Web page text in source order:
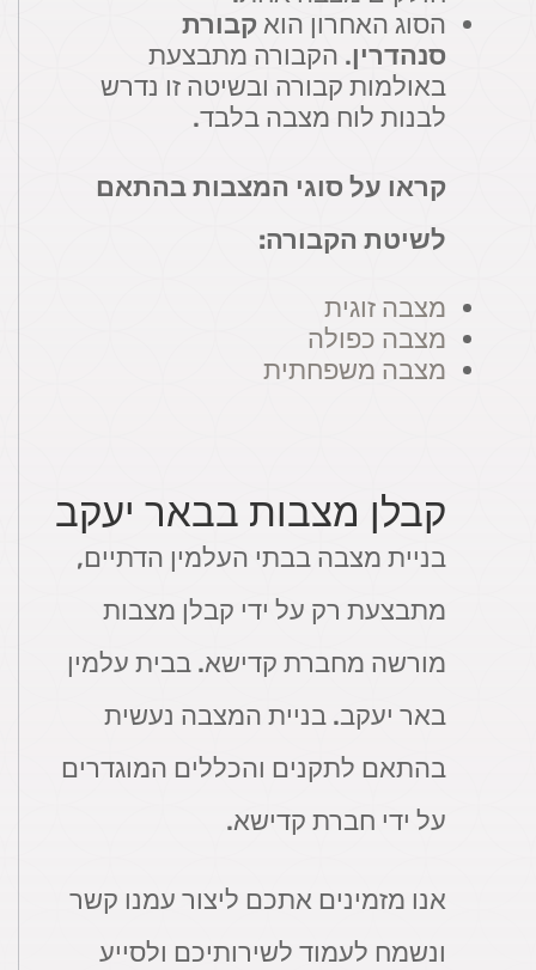
הסוג האחרון הואקבורת
סנהדרין. הקבורה מתבצעת
באולמות קבורה ובשיטה זו נדרש
לבנות לוח מצבה בלבד.
קראו על סוגי המצבות בהתאם
לשיטת הקבורה:
מצבה זוגית
מצבה כפולה
מצבה משפחתית
קבלן מצבות בבאר יעקב
בניית מצבה בבתי העלמין הדתיים,
מתבצעת רק על ידי קבלן מצבות
מורשה מחברת קדישא. בבית עלמין
באר יעקב. בניית המצבה נעשית
בהתאם לתקנים והכללים המוגדרים
על ידי חברת קדישא.
אנו מזמינים אתכם ליצור עמנו קשר
ונשמח לעמוד לשירותיכם ולסייע